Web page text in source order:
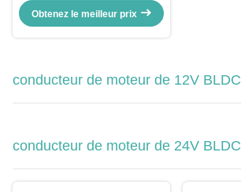
BLDC, régulateur de niveau
automatique de l'eau JYQD-N1.1
Obtenez le meilleur prix
conducteur de moteur de 12V BLDC
conducteur de moteur de 24V BLDC